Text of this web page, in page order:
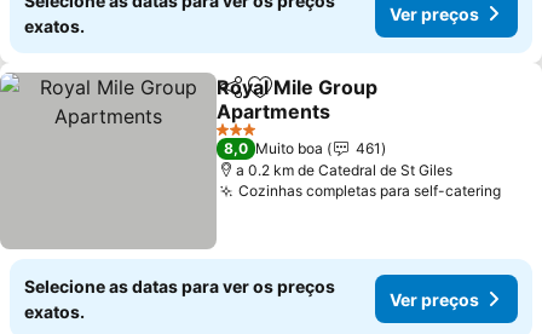
exatos.
Ver preços
PartilharAdicionar aos favoritos
Royal Mile Group
Apartments
3 Estrelas
8,0 Muito boa
461
a 0.2 km de Catedral de St Giles
Cozinhas completas para self-catering
Selecione as datas para ver os preços
exatos.
Ver preços